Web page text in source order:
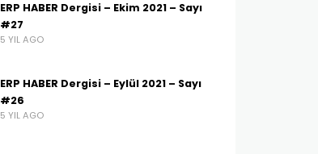
ERP HABER Dergisi – Ekim 2021 – Sayı
#27
5 YIL AGO
ERP HABER Dergisi – Eylül 2021 – Sayı
#26
5 YIL AGO